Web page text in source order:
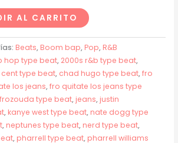
AL CARRITO
Beats, Boom bap, Pop, R&B
hop type beat, 2000s r&b type beat,
cent type beat, chad hugo type beat,fro
los jeans,fro quitate los jeans type
frozouda type beat, jeans, justin
, kanye west type beat, nate dogg type
, neptunes type beat, nerd type beat,
, pharrell type beat, pharrell williams